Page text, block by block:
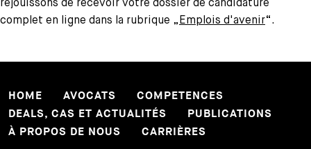
complet en ligne dans la rubrique „Emplois d'avenir“.
HOME AVOCATS
COMPETENCES
DEALS, CAS ET ACTUALITÉS
PUBLICATIONS
À PROPOS DE NOUS
CARRIÈRES